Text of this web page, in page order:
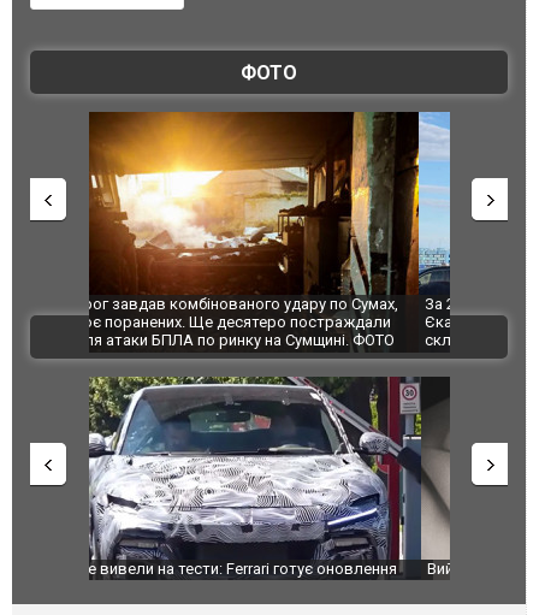
ФОТО
За 2000 кілометрів від кордону з Україною: в
Єкатеринбурзі після атаки дронів загорівся
склад Wildberries. ФОТО. ВІДЕО
"Мої
ВІДЕО
Вийшов трейлер нової екранізації легендарного